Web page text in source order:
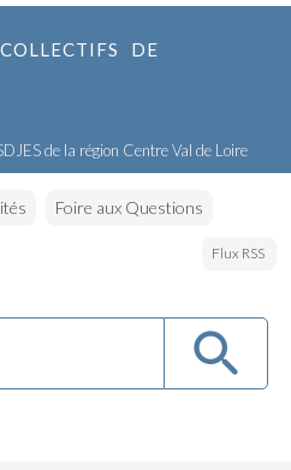
DE
de la région Centre Val de Loire
Foire aux Questions
Flux RSS